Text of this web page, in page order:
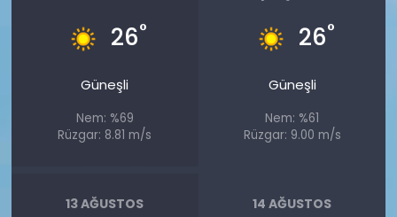
26°
Güneşli
Nem: %69
Rüzgar: 8.81 m/s
26°
Güneşli
Nem: %61
Rüzgar: 9.00 m/s
13 AĞUSTOS 14 AĞUSTOS